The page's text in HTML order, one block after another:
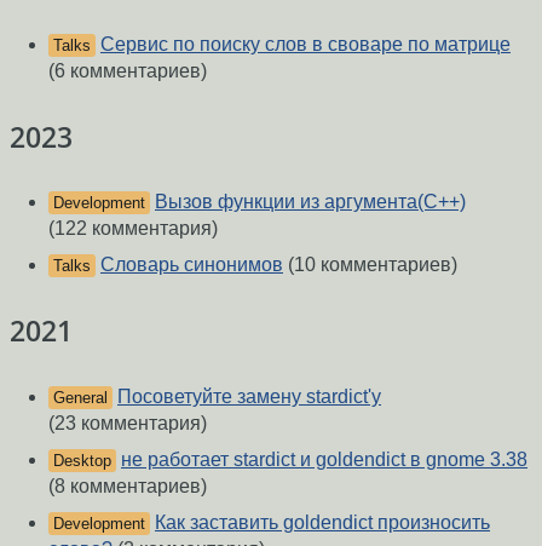
Talks Сервис по поиску слов в своваре по матрице
(6 комментариев)
2023
Development
Вызов функции из аргумента(C++)
(122 комментария)
Talks Словарь синонимов (10 комментариев)
2021
General
Посоветуйте замену stardict'у
(23 комментария)
Desktop не работает stardict и goldendict в gnome 3.38
(8 комментариев)
Development
Как заставить goldendict произносить